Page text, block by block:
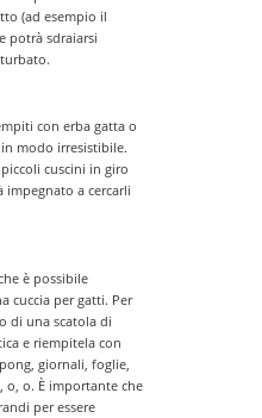
(ad esempio il
potrà sdraiarsi
con erba gatta o
modo irresistibile.
cuscini in giro
impegnato a cercarli
è possibile
cuccia per gatti. Per
di una scatola di
e riempitela con
giornali, foglie,
o, o. È importante che
per essere